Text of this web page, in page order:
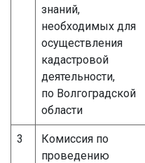
знаний,
необходимых для
осуществления
кадастровой
деятельности,
по Волгоградской
области
3
Комиссия по
проведению